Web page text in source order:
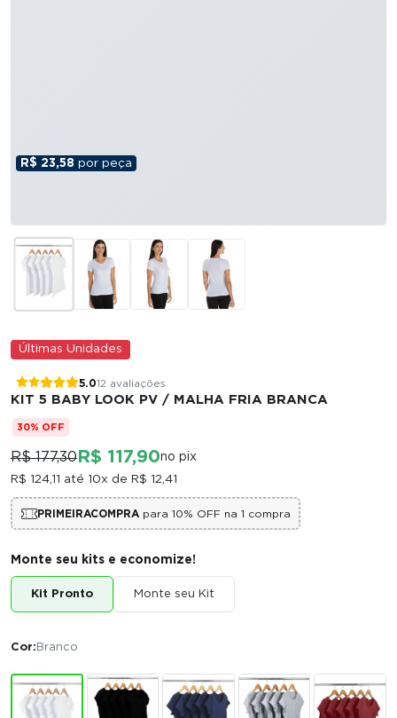
R$ 23,58 por peça
Últimas Unidades
5.012 avaliações
KIT 5 BABY LOOK PV / MALHA FRIA BRANCA
30% OFF
R$ 177,30 R$ 117,90no pix
R$ 124,11 até 10x de R$ 12,41
PRIMEIRACOMPRApara 10% OFF na 1 compra
Monte seu kits e economize!
Kit Pronto Monte seu Kit
Cor: Branco